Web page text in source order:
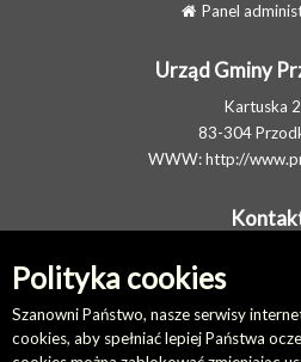
Polityka cookies
Szanowni Państwo, nasze serwisy
cookies, aby spełniać lepiej Państwa
Panel
Urząd Gminy
Kartuska
83-304
WWW:http://
E-MAIL:
Elektroniczna